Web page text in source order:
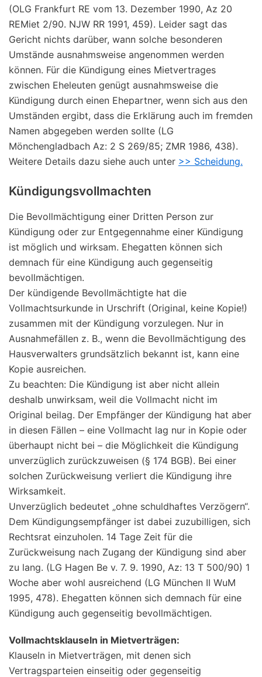
(OLG Frankfurt RE vom 13. Dezember 1990, Az 20
REMiet 2/90. NJW RR 1991, 459). Leider sagt das
Gericht nichts darüber, wann solche besonderen
Umstände ausnahmsweise angenommen werden
können. Für die Kündigung eines Mietvertrages
zwischen Eheleuten genügt ausnahmsweise die
Kündigung durch einen Ehepartner, wenn sich aus den
Umständen ergibt, dass die Erklärung auch im fremden
Namen abgegeben werden sollte (LG
Mönchengladbach Az: 2 S 269/85; ZMR 1986, 438).
Weitere Details dazu siehe auch unter >> Scheidung.
Kündigungsvollmachten
Die Bevollmächtigung einer Dritten Person zur
Kündigung oder zur Entgegennahme einer Kündigung
ist möglich und wirksam. Ehegatten können sich
demnach für eine Kündigung auch gegenseitig
bevollmächtigen.
Der kündigende Bevollmächtigte hat die
Vollmachtsurkunde in Urschrift (Original, keine Kopie!)
zusammen mit der Kündigung vorzulegen. Nur in
Ausnahmefällen z. B., wenn die Bevollmächtigung des
Hausverwalters grundsätzlich bekannt ist, kann eine
Kopie ausreichen.
Zu beachten: Die Kündigung ist aber nicht allein
deshalb unwirksam, weil die Vollmacht nicht im
Original beilag. Der Empfänger der Kündigung hat aber
in diesen Fällen – eine Vollmacht lag nur in Kopie oder
überhaupt nicht bei – die Möglichkeit die Kündigung
unverzüglich zurückzuweisen (§ 174 BGB). Bei einer
solchen Zurückweisung verliert die Kündigung ihre
Wirksamkeit.
Unverzüglich bedeutet „ohne schuldhaftes Verzögern“.
Dem Kündigungsempfänger ist dabei zuzubilligen, sich
Rechtsrat einzuholen. 14 Tage Zeit für die
Zurückweisung nach Zugang der Kündigung sind aber
zu lang. (LG Hagen Be v. 7. 9. 1990, Az: 13 T 500/90) 1
Woche aber wohl ausreichend (LG München II WuM
1995, 478). Ehegatten können sich demnach für eine
Kündigung auch gegenseitig bevollmächtigen.
Vollmachtsklauseln in Mietverträgen:
Klauseln in Mietverträgen, mit denen sich
Vertragsparteien einseitig oder gegenseitig